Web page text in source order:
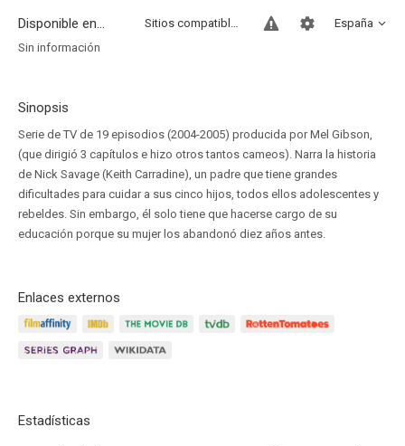
Disponible en... España
Sitios compatibles
Sin información
Sinopsis
Serie de TV de 19 episodios (2004-2005) producida por Mel Gibson,
(que dirigió 3 capítulos e hizo otros tantos cameos). Narra la historia
de Nick Savage (Keith Carradine), un padre que tiene grandes
dificultades para cuidar a sus cinco hijos, todos ellos adolescentes y
rebeldes. Sin embargo, él solo tiene que hacerse cargo de su
educación porque su mujer los abandonó diez años antes.
Enlaces externos
Estadísticas